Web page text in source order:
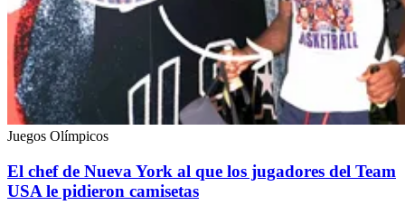
Juegos Olímpicos
El chef de Nueva York al que los jugadores del Team
USA le pidieron camisetas